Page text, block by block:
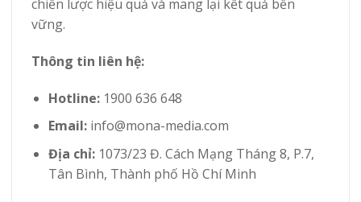
chiến lược hiệu quả và mang lại kết quả bền
vững.
Thông tin liên hệ:
Hotline:1900 636 648
Email: info@mona-media.com
Địa chỉ:1073/23 Đ. Cách Mạng Tháng 8, P.7,
Tân Bình, Thành phố Hồ Chí Minh